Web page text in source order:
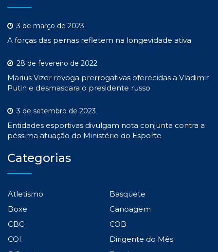
3 de março de 2023
A forças das pernas refletem na longevidade ativa
28 de fevereiro de 2022
Marius Vizer revoga prerrogativas oferecidas a Vladimir
Putin e desmascara o presidente russo
3 de setembro de 2023
Entidades esportivas divulgam nota conjunta contra a
péssima atuação do Ministério do Esporte
Categorias
Atletismo
Basquete
Boxe
Canoagem
CBC
COB
COI
Dirigente do Mês